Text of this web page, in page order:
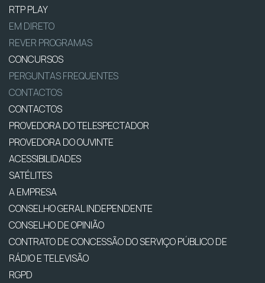
RTP PLAY
EM DIRETO
REVER PROGRAMAS
CONCURSOS
PERGUNTAS FREQUENTES
CONTACTOS
CONTACTOS
PROVEDORA DO TELESPECTADOR
PROVEDORA DO OUVINTE
ACESSIBILIDADES
SATÉLITES
A EMPRESA
CONSELHO GERAL INDEPENDENTE
CONSELHO DE OPINIÃO
CONTRATO DE CONCESSÃO DO SERVIÇO PÚBLICO DE
RÁDIO E TELEVISÃO
RGPD